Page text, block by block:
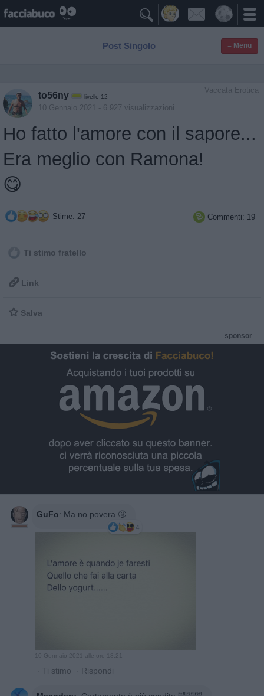

Post Singolo ≡ Menu
Vaccata Erotica
to56ny livello 12
10 Gennaio 2021 - 6.927 visualizzazioni
Ho fatto l'amore con il sapore...
Era meglio con Ramona!
😋
Stime: 27  Commenti: 19
Ti stimo fratello
 Link
 Salva
sponsor
GuFo: Ma no povera 🤧
4
10 Gennaio 2021 alle ore 18:21
· Ti stimo · Rispondi